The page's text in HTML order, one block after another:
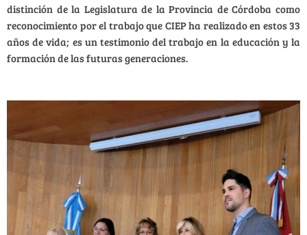
distinción de la Legislatura de la Provincia de Córdoba como
reconocimiento por el trabajo que CIEP ha realizado en estos 33
años de vida; es un testimonio del trabajo en la educación y la
formación de las futuras generaciones.